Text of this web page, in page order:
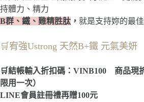
持體力、精力
B群、鐵、雞精胜肽 ， 就是支持妳的最佳
🛒宥強Ustrong 天然B+鐵 元氣美妍
🛒結帳輸入折扣碼：VINB100 商品現
限用一次）
LINE會員註冊禮再贈100元